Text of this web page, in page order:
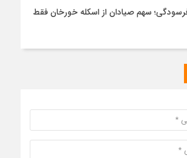
فرسودگی؛ سهم صیادان از اسکله خورخان فقط